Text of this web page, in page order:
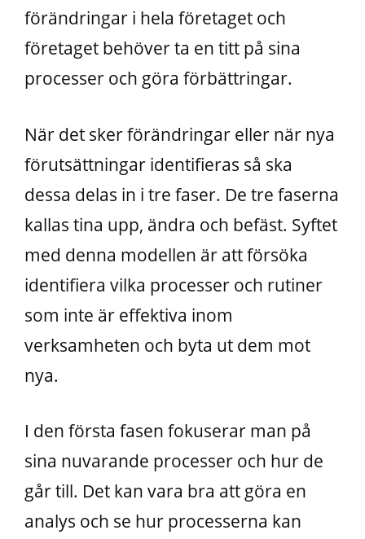
förändringar i hela företaget och
företaget behöver ta en titt på sina
processer och göra förbättringar.
När det sker förändringar eller när nya
förutsättningar identifieras så ska
dessa delas in i tre faser. De tre faserna
kallas tina upp, ändra och befäst. Syftet
med denna modellen är att försöka
identifiera vilka processer och rutiner
som inte är effektiva inom
verksamheten och byta ut dem mot
nya.
I den första fasen fokuserar man på
sina nuvarande processer och hur de
går till. Det kan vara bra att göra en
analys och se hur processerna kan